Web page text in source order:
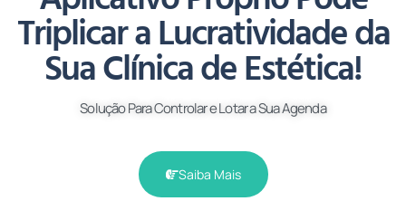
Triplicar a Lucratividade da
Sua Clínica de Estética!
Solução Para Controlar e Lotar a Sua Agenda
Saiba Mais